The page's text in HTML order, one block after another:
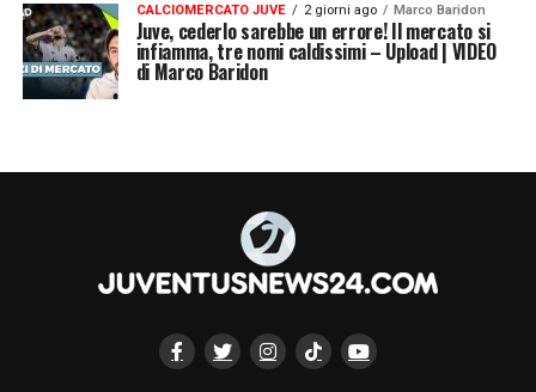
CALCIOMERCATO JUVE 2 giorni ago Marco Baridon
Juve, cederlo sarebbe un errore! Il mercato si
infiamma, tre nomi caldissimi – Upload | VIDEO
di Marco Baridon